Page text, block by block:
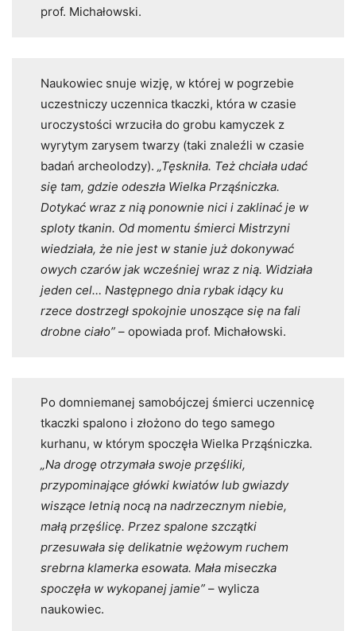
prof. Michałowski.
Naukowiec snuje wizję, w której w pogrzebie
uczestniczy uczennica tkaczki, która w czasie
uroczystości wrzuciła do grobu kamyczek z
wyrytym zarysem twarzy (taki znaleźli w czasie
badań archeolodzy). „Tęskniła. Też chciała udać
się tam, gdzie odeszła Wielka Prząśniczka.
Dotykać wraz z nią ponownie nici i zaklinać je w
sploty tkanin. Od momentu śmierci Mistrzyni
wiedziała, że nie jest w stanie już dokonywać
owych czarów jak wcześniej wraz z nią. Widziała
jeden cel… Następnego dnia rybak idący ku
rzece dostrzegł spokojnie unoszące się na fali
drobne ciało”– opowiada prof. Michałowski.
Po domniemanej samobójczej śmierci uczennicę
tkaczki spalono i złożono do tego samego
kurhanu, w którym spoczęła Wielka Prząśniczka.
„Na drogę otrzymała swoje przęśliki,
przypominające główki kwiatów lub gwiazdy
wiszące letnią nocą na nadrzecznym niebie,
małą przęślicę. Przez spalone szczątki
przesuwała się delikatnie wężowym ruchem
srebrna klamerka esowata. Mała miseczka
spoczęła w wykopanej jamie”– wylicza
naukowiec.